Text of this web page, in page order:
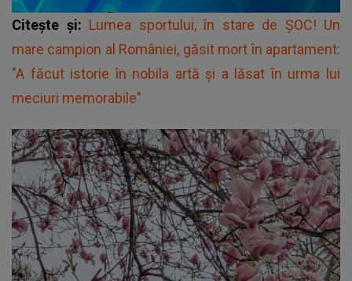
Citește și: Lumea sportului, în stare de ŞOC! Un
mare campion al României, găsit mort în apartament:
"A făcut istorie în nobila artă şi a lăsat în urma lui
meciuri memorabile"